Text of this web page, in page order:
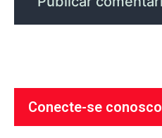
Conecte-se conosco